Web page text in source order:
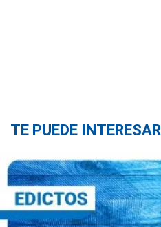
TE PUEDE INTERESAR